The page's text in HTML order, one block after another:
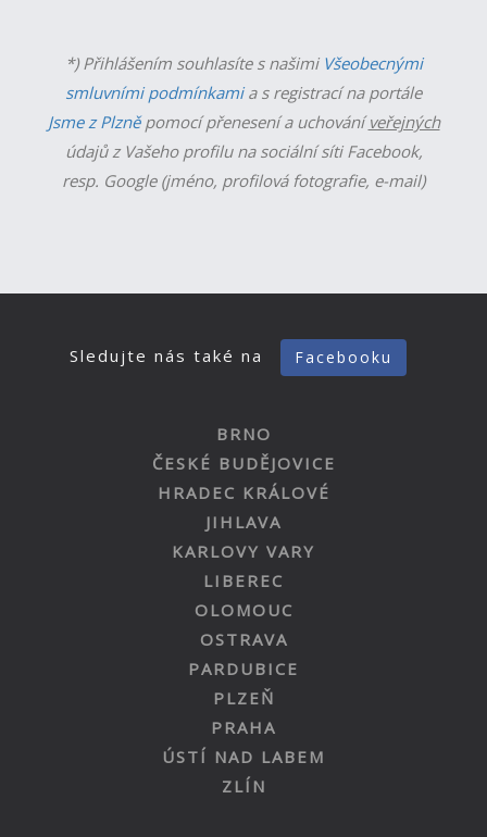
*) Přihlášením souhlasíte s našimi Všeobecnými
smluvními podmínkamia s registrací na portále
Jsme z Plzněpomocí přenesení a uchováníveřejných
údajů z Vašeho profilu na sociální síti Facebook,
resp. Google (jméno, profilová fotografie, e-mail)
Sledujte nás také na Facebooku
BRNO
ČESKÉ BUDĚJOVICE
HRADEC KRÁLOVÉ
JIHLAVA
KARLOVY VARY
LIBEREC
OLOMOUC
OSTRAVA
PARDUBICE
PLZEŇ
PRAHA
ÚSTÍ NAD LABEM
ZLÍN